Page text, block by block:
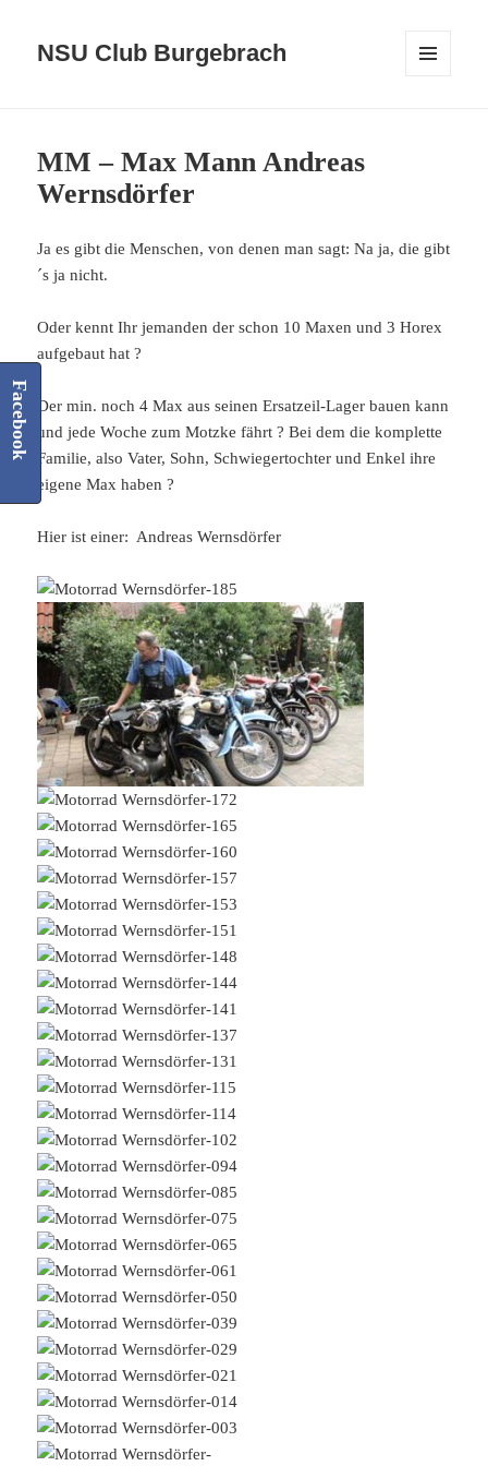
NSU Club Burgebrach
MM – Max Mann Andreas
Wernsdörfer
Ja es gibt die Menschen, von denen man sagt: Na ja, die gibt
´s ja nicht.
Oder kennt Ihr jemanden der schon 10 Maxen und 3 Horex
aufgebaut hat ?
Der min. noch 4 Max aus seinen Ersatzeil-Lager bauen kann
und jede Woche zum Motzke fährt ? Bei dem die komplette
Familie, also Vater, Sohn, Schwiegertochter und Enkel ihre
eigene Max haben ?
Hier ist einer: Andreas Wernsdörfer
Facebook